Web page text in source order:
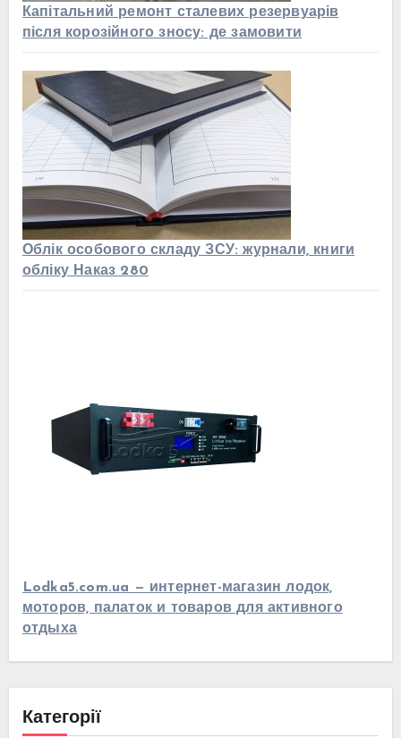
Капітальний ремонт сталевих резервуарів
після корозійного зносу: де замовити
Облік особового складу ЗСУ: журнали, книги
обліку Наказ 280
Lodka5.com.ua — интернет-магазин лодок,
моторов, палаток и товаров для активного
отдыха
Категорії